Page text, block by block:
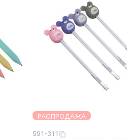
РАСПРОДАЖА
591-311